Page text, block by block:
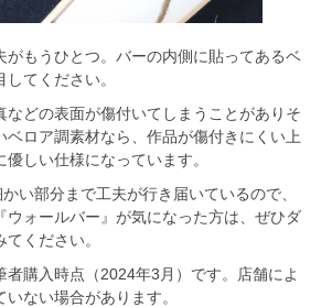
がもうひとつ。バーの内側に貼ってあるベ
てください。
などの表面が傷付いてしまうことがありそ
ベロア調素材なら、作品が傷付きにくい上
しい仕様になっています。
い部分まで工夫が行き届いているので、
ウォールバー』が気になった方は、ぜひダ
ください。
購入時点（2024年3月）です。店舗によ
ない場合があります。